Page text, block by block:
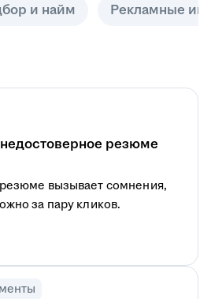
и найм Рекламные
резюме
вызывает сомнения,
за пару кликов.